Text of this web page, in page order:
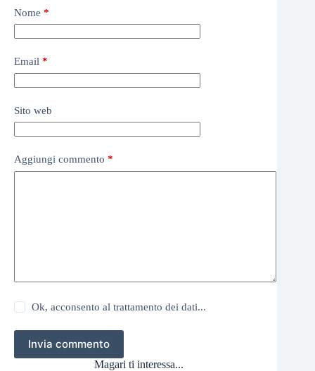
Nome *
Email *
Sito web
Aggiungi commento *
Ok, acconsento al trattamento dei dati...
Invia commento
Magari ti interessa...